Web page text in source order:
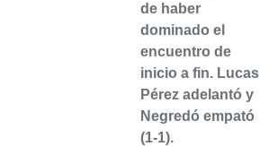
de haber
dominado el
encuentro de
inicio a fin. Lucas
Pérez adelantó y
Negredó empató
(1-1).